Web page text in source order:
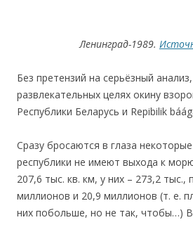
Ленинград-1989.
Без претензий на серьёзный
развлекательных целях окину
Республики Беларусь и Repibilik
Сразу бросаются в глаза
республики не имеют выхода к
207,6 тыс. кв. км, у них – 273,2 тыс.,
миллионов и 20,9 миллионов (т. е.
них побольше, но не так, чтобы…) В